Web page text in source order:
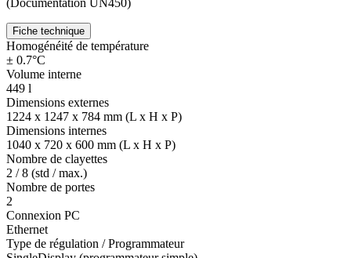
(Documentation UN450)
Fiche technique
Homogénéité de température
± 0.7°C
Volume interne
449 l
Dimensions externes
1224 x 1247 x 784 mm (L x H x P)
Dimensions internes
1040 x 720 x 600 mm (L x H x P)
Nombre de clayettes
2 / 8 (std / max.)
Nombre de portes
2
Connexion PC
Ethernet
Type de régulation / Programmateur